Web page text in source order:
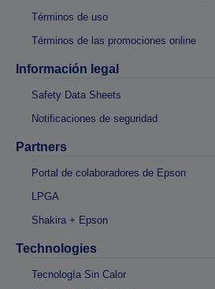
Términos de uso
Términos de las promociones online
Información legal
Safety Data Sheets
Notificaciones de seguridad
Partners
Portal de colaboradores de Epson
LPGA
Shakira + Epson
Technologies
Tecnología Sin Calor